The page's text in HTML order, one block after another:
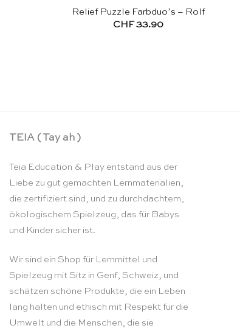
Relief Puzzle Farbduo’s – Rolf
CHF33.90
TEIA ( Tay ah )
Teia Education & Play entstand aus der
Liebe zu gut gemachten Lernmaterialien,
die zertifiziert sind, und zu durchdachtem,
ökologischem Spielzeug, das für Babys
und Kinder sicher ist.
Wir sind ein Shop für Lernmittel und
Spielzeug mit Sitz in Genf, Schweiz, und
schätzen schöne Produkte, die ein Leben
lang halten und ethisch mit Respekt für die
Umwelt und die Menschen, die sie